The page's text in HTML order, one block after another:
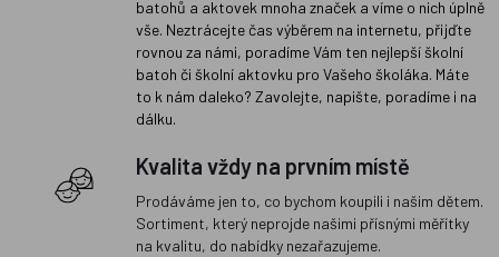
batohů a aktovek mnoha značek a víme o nich úplně
vše. Neztrácejte čas výběrem na internetu, přijďte
rovnou za námi, poradíme Vám ten nejlepší školní
batoh či školní aktovku pro Vašeho školáka. Máte
to k nám daleko? Zavolejte, napište, poradíme i na
dálku.
Kvalita vždy na prvním místě
Prodáváme jen to, co bychom koupili i našim dětem.
Sortiment, který neprojde našimi přísnými měřítky
na kvalitu, do nabídky nezařazujeme.